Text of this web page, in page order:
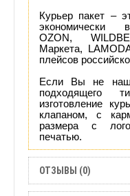
Курьер пакет –
экономически
OZON,
Маркета,
плейсов
Если Вы не
подходящего
изготовление
клапаном, с
размера с
печатью.
ОТЗЫВЫ (0)